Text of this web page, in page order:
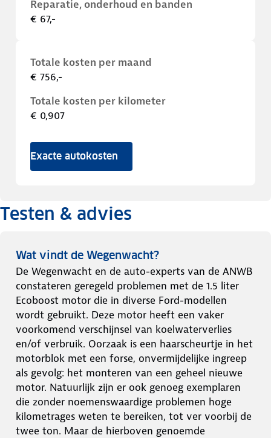
Reparatie, onderhoud en banden
€ 67,-
Totale kosten per maand
€ 756,-
Totale kosten per kilometer
€ 0,907
Exacte autokosten
Testen & advies
Wat vindt de Wegenwacht?
De Wegenwacht en de auto-experts van de ANWB
constateren geregeld problemen met de 1.5 liter
Ecoboost motor die in diverse Ford-modellen
wordt gebruikt. Deze motor heeft een vaker
voorkomend verschijnsel van koelwaterverlies
en/of verbruik. Oorzaak is een haarscheurtje in het
motorblok met een forse, onvermijdelijke ingreep
als gevolg: het monteren van een geheel nieuwe
motor. Natuurlijk zijn er ook genoeg exemplaren
die zonder noemenswaardige problemen hoge
kilometrages weten te bereiken, tot ver voorbij de
twee ton. Maar de hierboven genoemde